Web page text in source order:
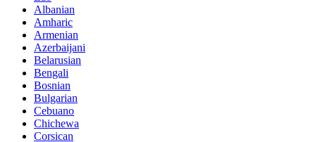
Albanian
Amharic
Armenian
Azerbaijani
Belarusian
Bengali
Bosnian
Bulgarian
Cebuano
Chichewa
Corsican